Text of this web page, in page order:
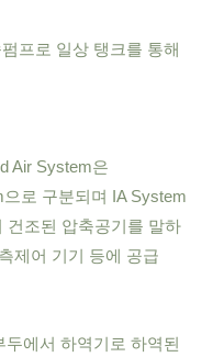
프로 일상 탱크를 통해
Air System은
으로 구분되며 IA System
건조된 압축공기를 말하
제어 기기 등에 공급
에서 하역기로 하역된